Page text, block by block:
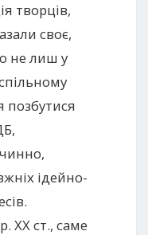
творців,
своє,
не лиш у
позбутися
ідейно-
ХХ ст., саме